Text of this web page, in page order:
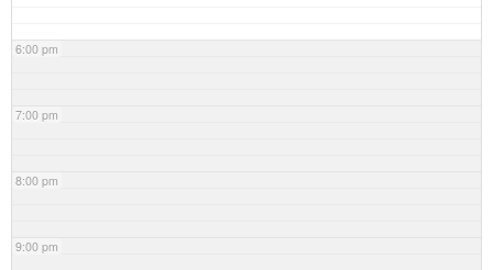
6:00 pm
7:00 pm
8:00 pm
9:00 pm